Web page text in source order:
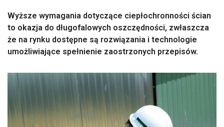
Wyższe wymagania dotyczące ciepłochronności ścian
to okazja do długofalowych oszczędności, zwłaszcza
że na rynku dostępne są rozwiązania i technologie
umożliwiające spełnienie zaostrzonych przepisów.